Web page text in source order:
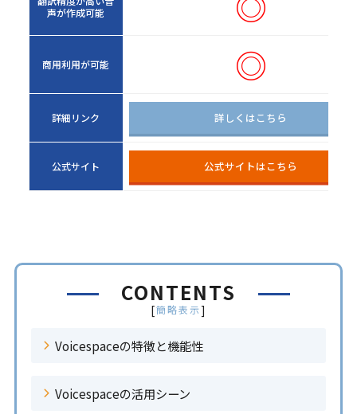
声が作成可能
商用利用が可能 ◎
詳細リンク 詳しくはこちら
公式サイト 公式サイトはこちら
CONTENTS
[簡略表示]
Voicespaceの特徴と機能性
Voicespaceの活用シーン